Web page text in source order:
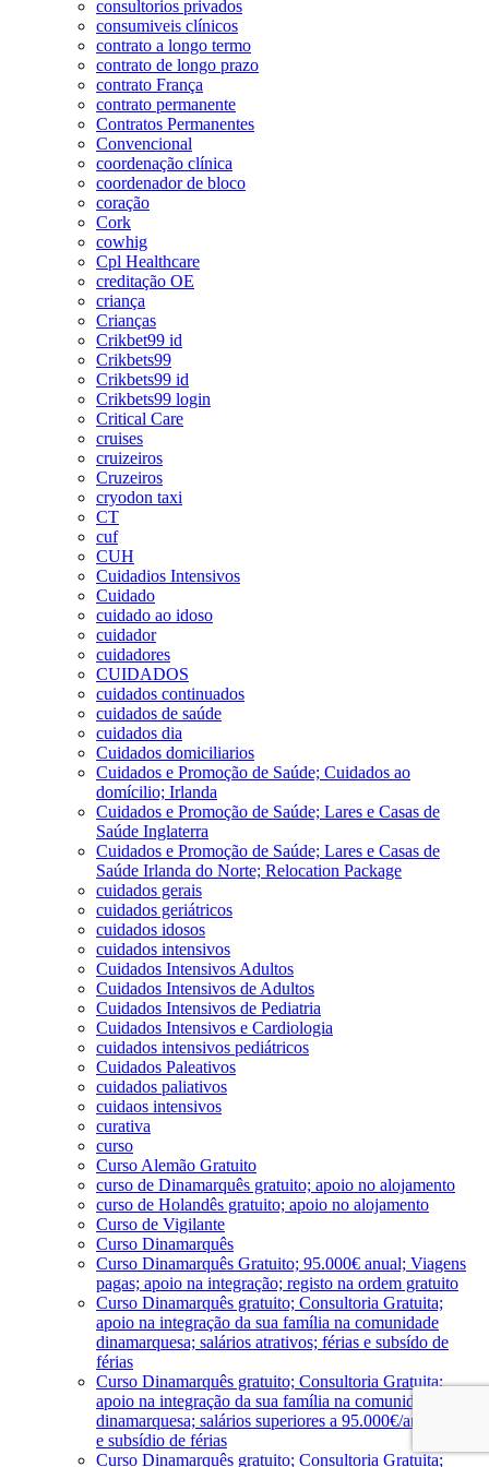
consultorios privados
consumiveis clínicos
contrato a longo termo
contrato de longo prazo
contrato França
contrato permanente
Contratos Permanentes
Convencional
coordenação clínica
coordenador de bloco
coração
Cork
cowhig
Cpl Healthcare
creditação OE
criança
Crianças
Crikbet99 id
Crikbets99
Crikbets99 id
Crikbets99 login
Critical Care
cruises
cruizeiros
Cruzeiros
cryodon taxi
CT
cuf
CUH
Cuidadios Intensivos
Cuidado
cuidado ao idoso
cuidador
cuidadores
CUIDADOS
cuidados continuados
cuidados de saúde
cuidados dia
Cuidados domiciliarios
Cuidados e Promoção de Saúde; Cuidados ao
domícilio; Irlanda
Cuidados e Promoção de Saúde; Lares e Casas de
Saúde Inglaterra
Cuidados e Promoção de Saúde; Lares e Casas de
Saúde Irlanda do Norte; Relocation Package
cuidados gerais
cuidados geriátricos
cuidados idosos
cuidados intensivos
Cuidados Intensivos Adultos
Cuidados Intensivos de Adultos
Cuidados Intensivos de Pediatria
Cuidados Intensivos e Cardiologia
cuidados intensivos pediátricos
Cuidados Paleativos
cuidados paliativos
cuidaos intensivos
curativa
curso
Curso Alemão Gratuito
curso de Dinamarquês gratuito; apoio no alojamento
curso de Holandês gratuito; apoio no alojamento
Curso de Vigilante
Curso Dinamarquês
Curso Dinamarquês Gratuito; 95.000€ anual; Viagens
pagas; apoio na integração; registo na ordem gratuito
Curso Dinamarquês gratuito; Consultoria Gratuita;
apoio na integração da sua família na comunidade
dinamarquesa; salários atrativos; férias e subsído de
férias
Curso Dinamarquês gratuito; Consultoria Gratuita;
apoio na integração da sua família na comunidade
dinamarquesa; salários superiores a 95.000€/ano; férias
e subsídio de férias
Curso Dinamarquês gratuito; Consultoria Gratuita;